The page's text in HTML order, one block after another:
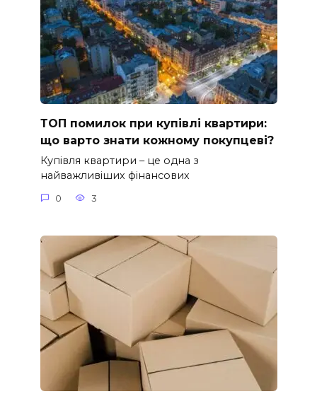
ТОП помилок при купівлі квартири:
що варто знати кожному покупцеві?
Купівля квартири – це одна з
найважливіших фінансових
0 3